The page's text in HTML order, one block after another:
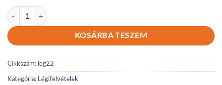
Légi 22 mennyiség
KOSÁRBA TESZEM
Cikkszám: leg22
Kategória: Légifelvételek